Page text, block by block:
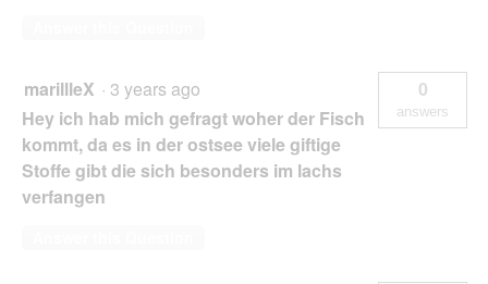
marillleX · 3 years ago
Hey ich hab mich gefragt woher der Fisch
kommt, da es in der ostsee viele giftige
Stoffe gibt die sich besonders im lachs
verfangen
0
answers